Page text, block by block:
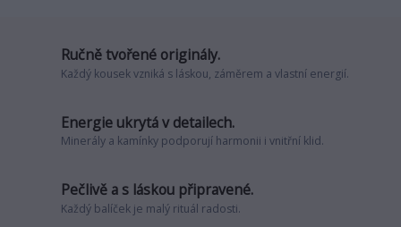
Ručně tvořené originály.
Každý kousek vzniká s láskou, záměrem a vlastní energií.
Energie ukrytá v detailech.
Minerály a kamínky podporují harmonii i vnitřní klid.
Pečlivě a s láskou připravené.
Každý balíček je malý rituál radosti.